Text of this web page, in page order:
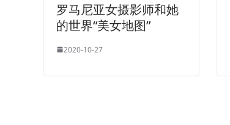
罗马尼亚女摄影师和她
的世界“美女地图”
2020-10-27